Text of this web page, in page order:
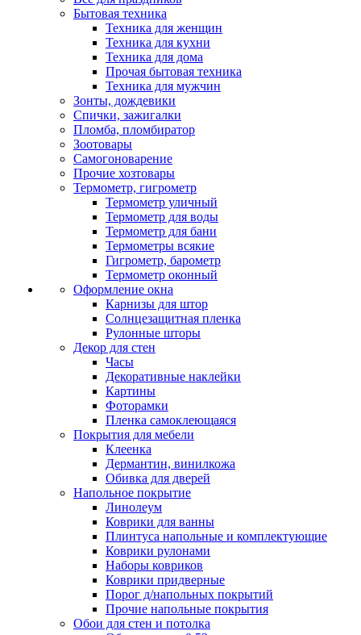
Бытовая техника
Техника для женщин
Техника для кухни
Техника для дома
Прочая бытовая техника
Техника для мужчин
Зонты, дождевики
Спички, зажигалки
Пломба, пломбиратор
Зоотовары
Самогоноварение
Прочие хозтовары
Термометр, гигрометр
Термометр уличный
Термометр для воды
Термометр для бани
Термометры всякие
Гигрометр, барометр
Термометр оконный
Оформление окна
Карнизы для штор
Солнцезащитная пленка
Рулонные шторы
Декор для стен
Часы
Декоративные наклейки
Картины
Фоторамки
Пленка самоклеющаяся
Покрытия для мебели
Клеенка
Дермантин, винилкожа
Обивка для дверей
Напольное покрытие
Линолеум
Коврики для ванны
Плинтуса напольные и комплектующие
Коврики рулонами
Наборы ковриков
Коврики придверные
Порог д/напольных покрытий
Прочие напольные покрытия
Обои для стен и потолка